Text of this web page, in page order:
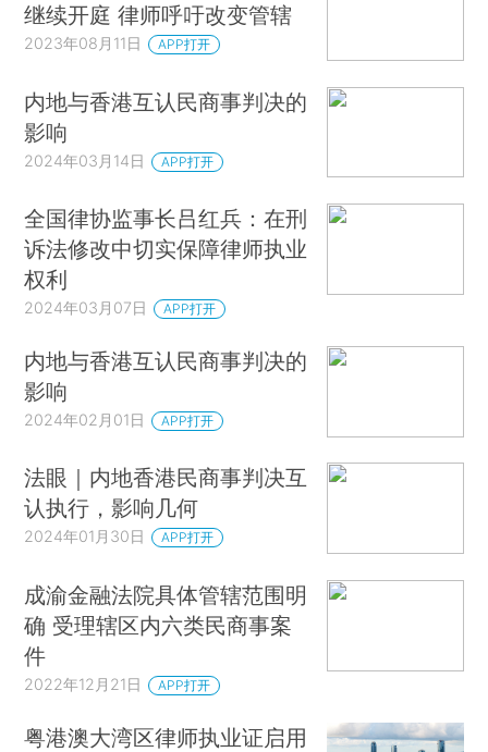
继续开庭 律师呼吁改变管辖
2023年08月11日 APP打开
内地与香港互认民商事判决的
影响
2024年03月14日 APP打开
全国律协监事长吕红兵：在刑
诉法修改中切实保障律师执业
权利
2024年03月07日 APP打开
内地与香港互认民商事判决的
影响
2024年02月01日 APP打开
法眼｜内地香港民商事判决互
认执行，影响几何
2024年01月30日 APP打开
成渝金融法院具体管辖范围明
确 受理辖区内六类民商事案
件
2022年12月21日 APP打开
粤港澳大湾区律师执业证启用